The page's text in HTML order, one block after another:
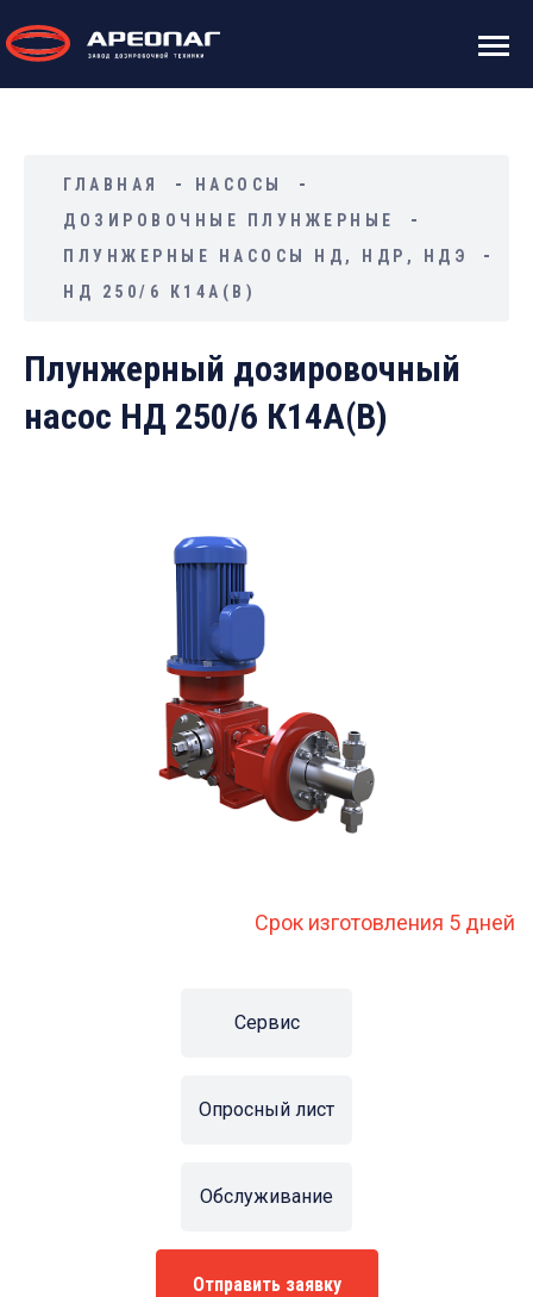
ГЛАВНАЯ
НАСОСЫ
ДОЗИРОВОЧНЫЕ ПЛУНЖЕРНЫЕ
ПЛУНЖЕРНЫЕ НАСОСЫ НД, НДР, НДЭ
НД 250/6 К14А(В)
Плунжерный дозировочный
насос НД 250/6 К14А(В)
Срок изготовления 5 дней
Сервис
Опросный лист
Обслуживание
Отправить заявку